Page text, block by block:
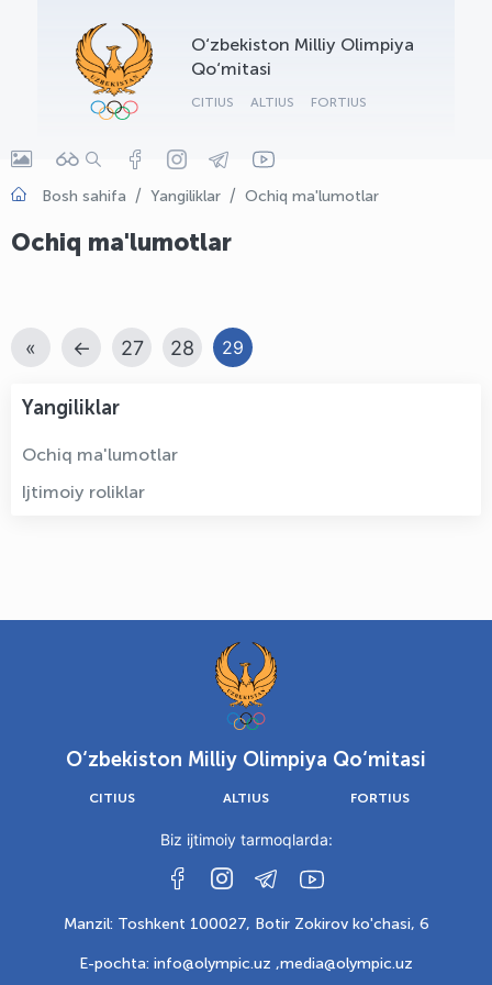
O‘zbekiston Milliy Olimpiya
Qo‘mitasi
CITIUS ALTIUS FORTIUS
Bosh sahifa Yangiliklar Ochiq ma'lumotlar
Ochiq ma'lumotlar
« ← 27 28 29
Yangiliklar
Ochiq ma'lumotlar
Ijtimoiy roliklar
O‘zbekiston Milliy Olimpiya Qo‘mitasi
CITIUS ALTIUS FORTIUS
Biz ijtimoiy tarmoqlarda:
Manzil: Toshkent 100027, Botir Zokirov ko'chasi, 6
E-pochta: info@olympic.uz ,media@olympic.uz
OLYMPCHIK AI - yordamchi
Onlayn · olympic.uz